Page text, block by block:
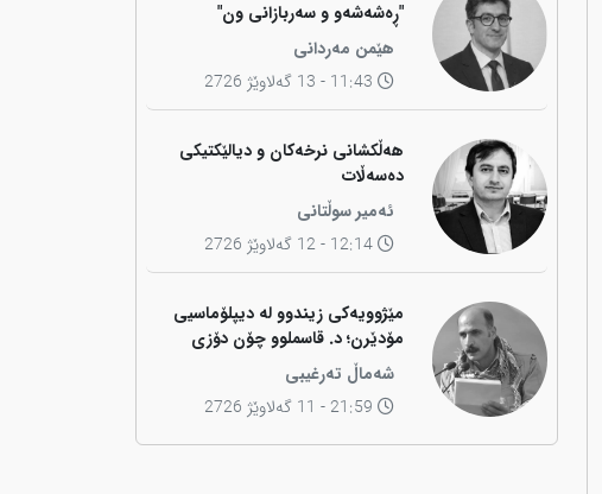
"ڕەشەشەو و سەربازانی ون"
هێمن مەردانی
11:43 - 13 گەلاوێژ 2726
هەڵکشانی نرخەکان و دیالێکتیکی
دەسەڵات
ئەمیر سوڵتانی
12:14 - 12 گەلاوێژ 2726
مێژوویەکی زیندوو لە دیپلۆماسیی
مۆدێرن؛ د. قاسملوو چۆن دۆزی
کوردی لە شاخەوە گواستەوە بۆ
ناوەندە بڕیاردەرەکانی جیهان؟
شەماڵ تەرغیبی
21:59 - 11 گەلاوێژ 2726